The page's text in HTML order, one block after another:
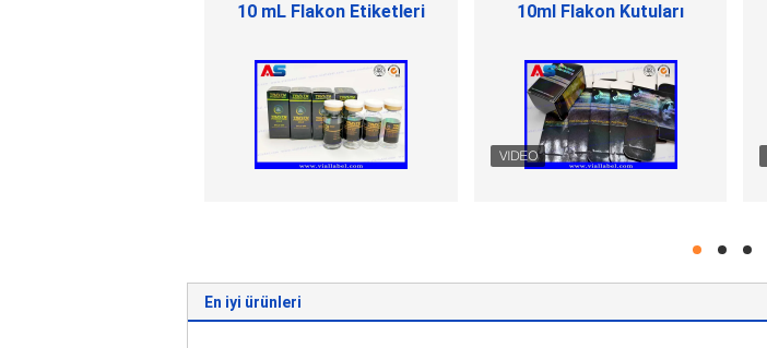
küçük cam şişe Kapağı kapalı çevirin
hd hd hd
En iyi ürünleri